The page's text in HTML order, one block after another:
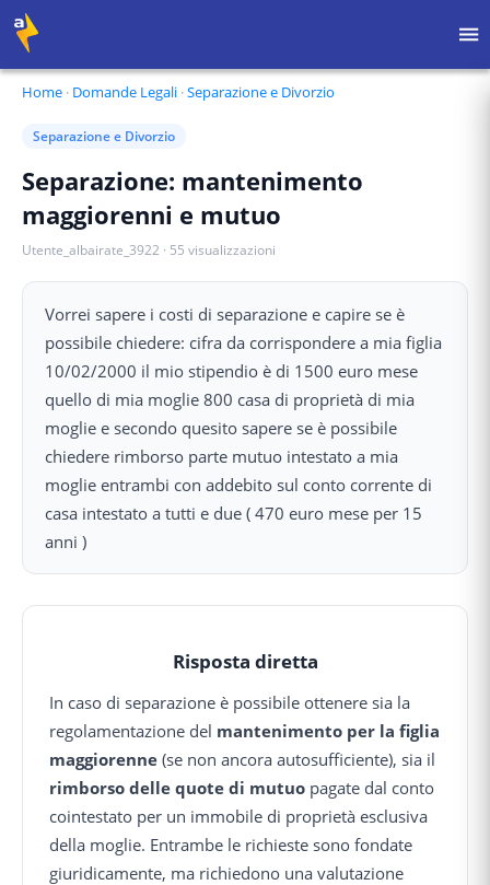
Home · Domande Legali ·Separazione e Divorzio
Separazione e Divorzio
Separazione: mantenimento
maggiorenni e mutuo
Utente_albairate_3922 · 55 visualizzazioni
Vorrei sapere i costi di separazione e capire se è
possibile chiedere: cifra da corrispondere a mia figlia
10/02/2000 il mio stipendio è di 1500 euro mese
quello di mia moglie 800 casa di proprietà di mia
moglie e secondo quesito sapere se è possibile
chiedere rimborso parte mutuo intestato a mia
moglie entrambi con addebito sul conto corrente di
casa intestato a tutti e due ( 470 euro mese per 15
anni )
Risposta diretta
In caso di separazione è possibile ottenere sia la
regolamentazione del mantenimento per la figlia
maggiorenne (se non ancora autosufficiente), sia il
rimborso delle quote di mutuo pagate dal conto
cointestato per un immobile di proprietà esclusiva
della moglie. Entrambe le richieste sono fondate
giuridicamente, ma richiedono una valutazione